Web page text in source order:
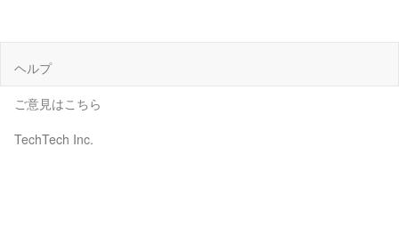
ヘルプ
ご意見はこちら
TechTech Inc.